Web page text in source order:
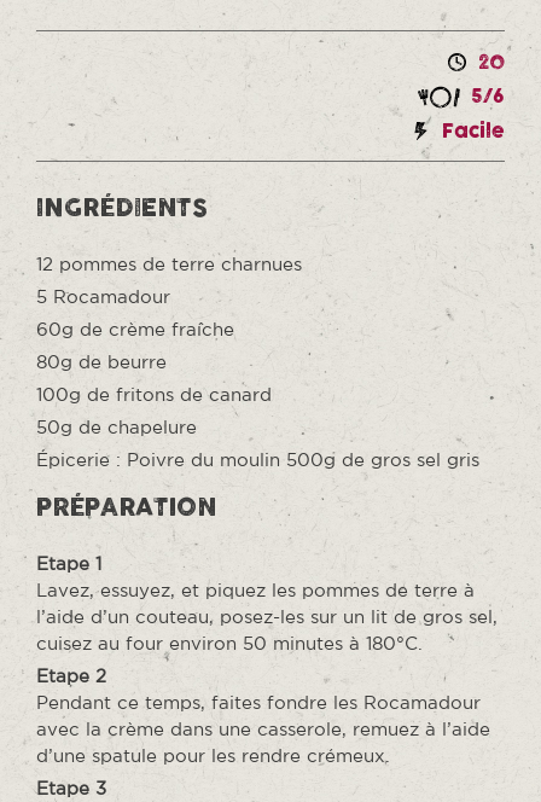
20
5/6
Facile
INGRÉDIENTS
12 pommes de terre charnues
5 Rocamadour
60g de crème fraîche
80g de beurre
100g de fritons de canard
50g de chapelure
Épicerie : Poivre du moulin 500g de gros sel gris
PRÉPARATION
Etape 1
Lavez, essuyez, et piquez les pommes de terre à
l’aide d’un couteau, posez-les sur un lit de gros sel,
cuisez au four environ 50 minutes à 180°C.
Etape 2
Pendant ce temps, faites fondre les Rocamadour
avec la crème dans une casserole, remuez à l’aide
d’une spatule pour les rendre crémeux.
Etape 3